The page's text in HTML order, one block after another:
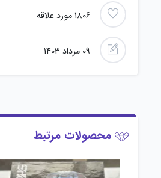
1806مورد علاقه
09 مرداد 1403
محصولات مرتبط